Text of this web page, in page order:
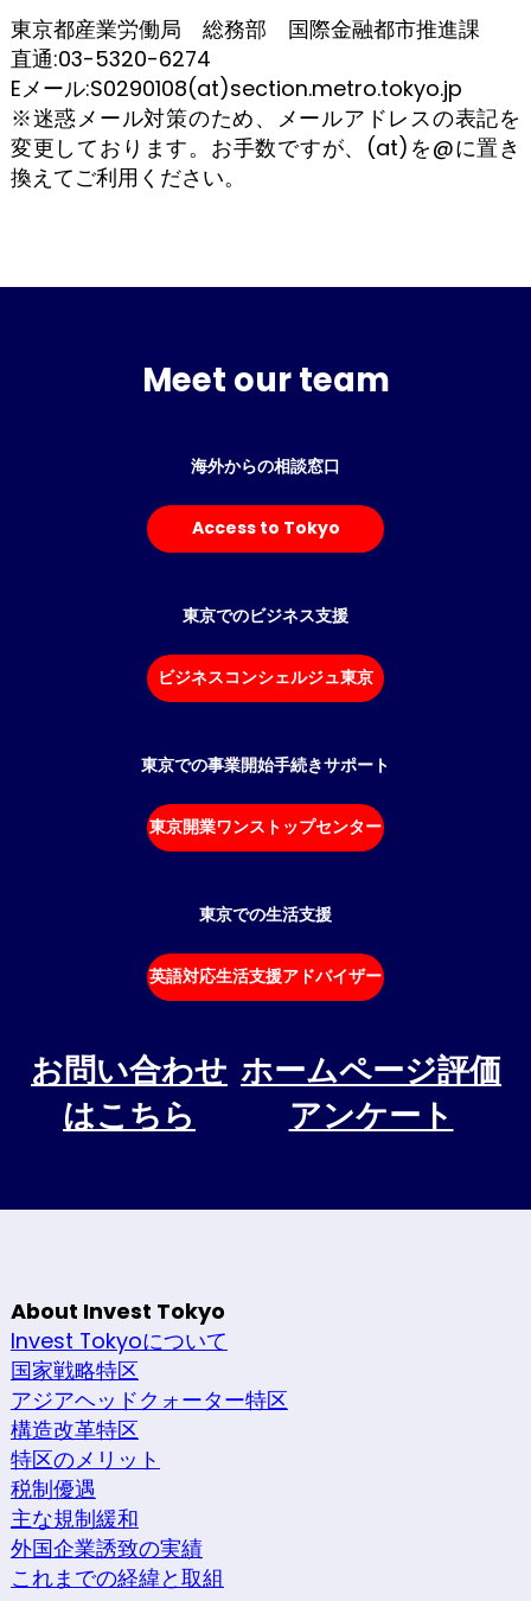
東京都産業労働局 総務部 国際金融都市推進課
直通:03-5320-6274
Eメール:S0290108(at)section.metro.tokyo.jp
※迷惑メール対策のため、メールアドレスの表記を
変更しております。お手数ですが、(at)を@に置き
換えてご利用ください。
Meet our team
海外からの相談窓口
Access to Tokyo
東京でのビジネス支援
ビジネスコンシェルジュ東京
東京での事業開始手続きサポート
東京開業ワンストップセンター
東京での生活支援
英語対応生活支援アドバイザー
お問い合わせ
はこちら
ホームページ評価
アンケート
About Invest Tokyo
Invest Tokyoについて
国家戦略特区
アジアヘッドクォーター特区
構造改革特区
特区のメリット
税制優遇
主な規制緩和
外国企業誘致の実績
これまでの経緯と取組